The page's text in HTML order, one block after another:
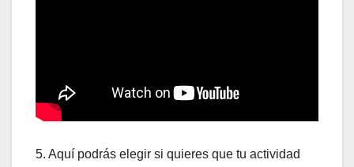
5. Aquí podrás elegir si quieres que tu actividad